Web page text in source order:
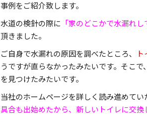
事例をご紹介致します。
水道の検針の際に 「家のどこかで水漏れ
頂きました。
ご自身で水漏れの原因を調べたところ、
うですが直らなかったみたいです。そこ
を見つけたみたいです。
当社のホームページを詳しく読み進めてい
具合も出始めたから、新しいトイレに交換